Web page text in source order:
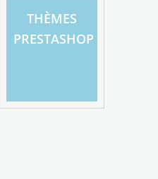
THÈMES
PRESTASHOP